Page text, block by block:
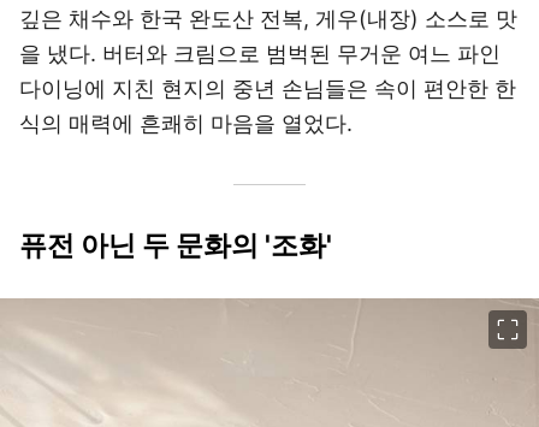
깊은 채수와 한국 완도산 전복, 게우(내장) 소스로 맛
을 냈다. 버터와 크림으로 범벅된 무거운 여느 파인
다이닝에 지친 현지의 중년 손님들은 속이 편안한 한
식의 매력에 흔쾌히 마음을 열었다.
퓨전 아닌 두 문화의 '조화'